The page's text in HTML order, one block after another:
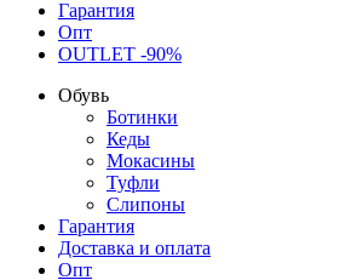
Гарантия
Опт
OUTLET -90%
Обувь
Ботинки
Кеды
Мокасины
Туфли
Слипоны
Гарантия
Доставка и оплата
Опт